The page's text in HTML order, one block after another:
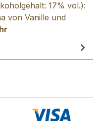
17% vol.):
von Vanille und